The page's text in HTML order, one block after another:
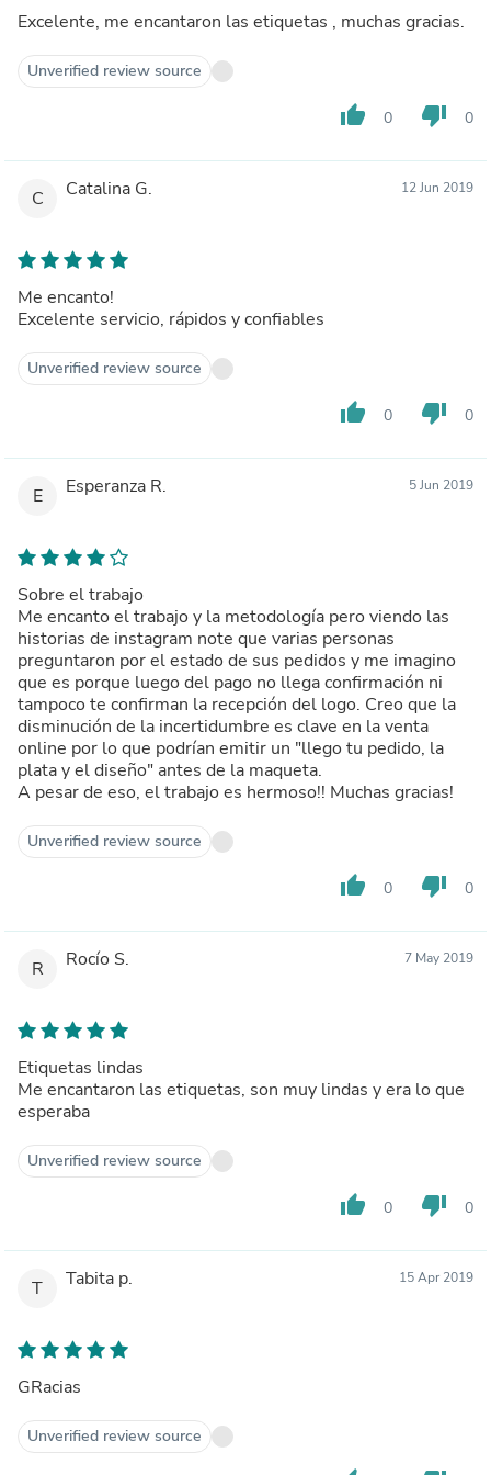
Excelente, me encantaron las etiquetas , muchas gracias.
Unverified review source
thumb_up 0 thumb_down 0
C Catalina G. 12 Jun 2019
Me encanto!
Excelente servicio, rápidos y confiables
Unverified review source
thumb_up 0 thumb_down 0
E Esperanza R. 5 Jun 2019
Sobre el trabajo
Me encanto el trabajo y la metodología pero viendo las
historias de instagram note que varias personas
preguntaron por el estado de sus pedidos y me imagino
que es porque luego del pago no llega confirmación ni
tampoco te confirman la recepción del logo. Creo que la
disminución de la incertidumbre es clave en la venta
online por lo que podrían emitir un "llego tu pedido, la
plata y el diseño" antes de la maqueta.
A pesar de eso, el trabajo es hermoso!! Muchas gracias!
Unverified review source
thumb_up 0 thumb_down 0
R Rocío S. 7 May 2019
Etiquetas lindas
Me encantaron las etiquetas, son muy lindas y era lo que
esperaba
Unverified review source
thumb_up 0 thumb_down 0
T Tabita p. 15 Apr 2019
GRacias
Unverified review source